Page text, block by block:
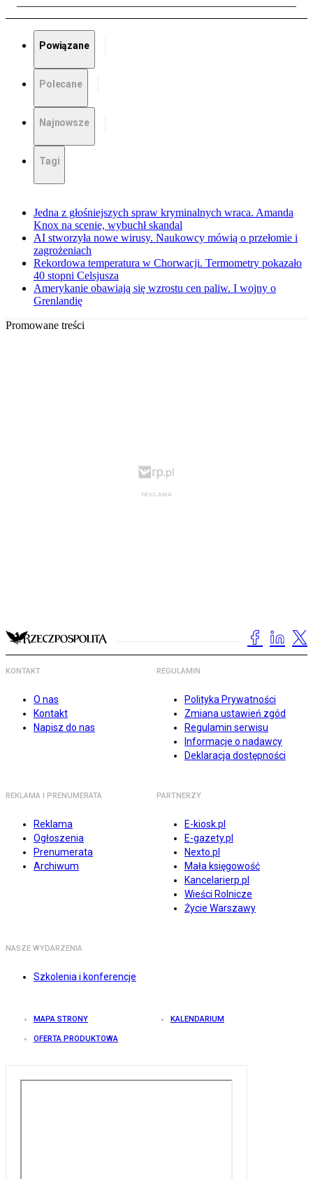
Powiązane
Polecane
Najnowsze
Tagi
Jedna z głośniejszych spraw kryminalnych wraca. Amanda
Knox na scenie, wybuchł skandal
AI stworzyła nowe wirusy. Naukowcy mówią o przełomie i
zagrożeniach
Rekordowa temperatura w Chorwacji. Termometry pokazało
40 stopni Celsjusza
Amerykanie obawiają się wzrostu cen paliw. I wojny o
Grenlandię
Promowane treści
KONTAKT
O nas
Kontakt
Napisz do nas
REGULAMIN
Polityka Prywatności
Zmiana ustawień zgód
Regulamin serwisu
Informacje o nadawcy
Deklaracja dostępności
REKLAMA I PRENUMERATA
Reklama
Ogłoszenia
Prenumerata
Archiwum
PARTNERZY
E-kiosk.pl
E-gazety.pl
Nexto.pl
Mała księgowość
Kancelarierp.pl
Wieści Rolnicze
Życie Warszawy
NASZE WYDARZENIA
Szkolenia i konferencje
MAPA STRONY KALENDARIUM
OFERTA PRODUKTOWA